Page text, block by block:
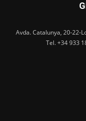
Avda. Catalunya, 20-22-
Tel. +34 933